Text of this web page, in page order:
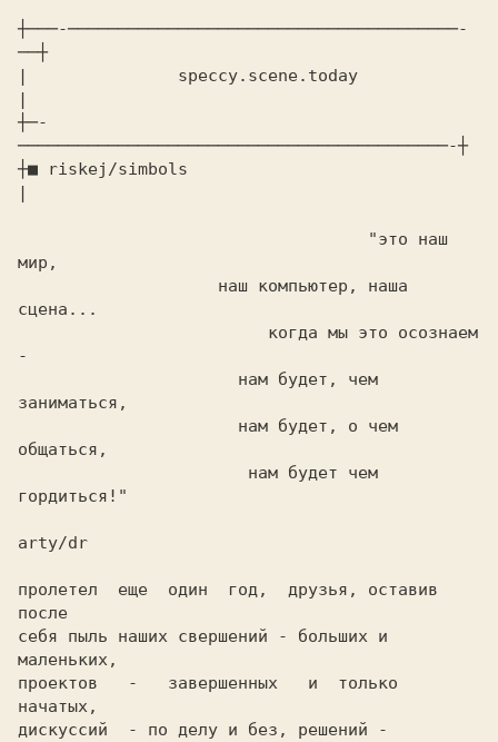
┼───-───────────────────────────────────────-
──┼
|               speccy.scene.today
|
┼─-
───────────────────────────────────────────-┼
┼■ riskej/simbols
|
мир,
сцена...
-
заниматься,
общаться,
гордиться!"
arty/dr
пролетел  еще  один  год,  друзья, оставив
после
себя пыль наших свершений - больших и
маленьких,
проектов   -   завершенных   и  только
начатых,
дискуссий  - по делу и без, решений -